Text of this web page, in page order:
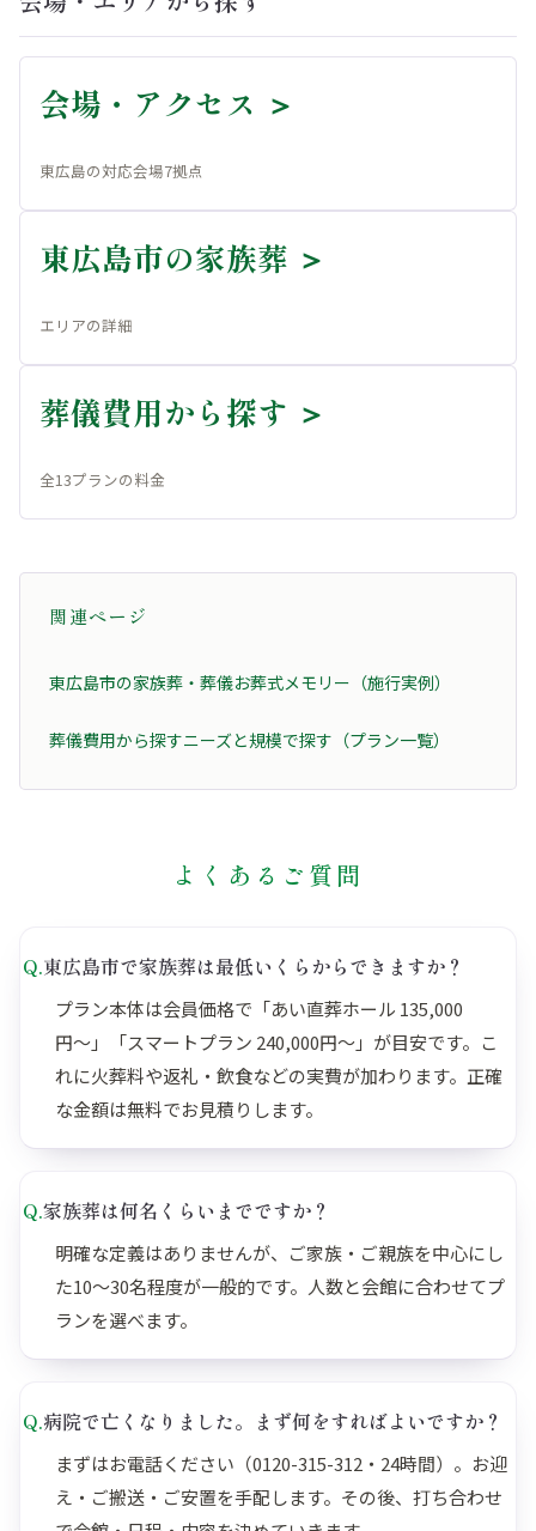
会場・アクセス ＞
東広島の対応会場7拠点
東広島市の家族葬 ＞
エリアの詳細
葬儀費用から探す ＞
全13プランの料金
関連ページ
東広島市の家族葬・葬儀お葬式メモリー（施行実例）
葬儀費用から探すニーズと規模で探す（プラン一覧）
よくあるご質問
Q.東広島市で家族葬は最低いくらからできますか？
プラン本体は会員価格で「あい直葬ホール 135,000
円〜」「スマートプラン 240,000円〜」が目安です。こ
れに火葬料や返礼・飲食などの実費が加わります。正確
な金額は無料でお見積りします。
Q.家族葬は何名くらいまでですか？
明確な定義はありませんが、ご家族・ご親族を中心にし
た10〜30名程度が一般的です。人数と会館に合わせてプ
ランを選べます。
Q.病院で亡くなりました。まず何をすればよいですか？
まずはお電話ください（0120-315-312・24時間）。お迎
え・ご搬送・ご安置を手配します。その後、打ち合わせ